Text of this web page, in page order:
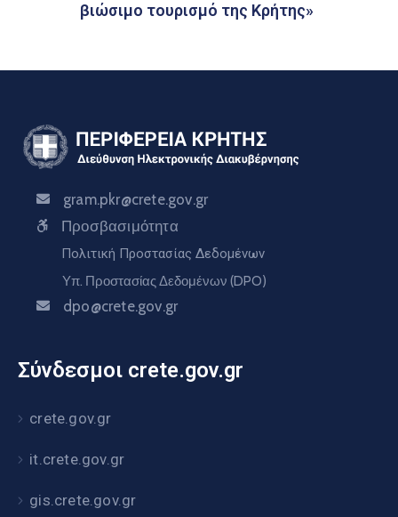
βιώσιμο τουρισμό της Κρήτης»
gram.pkr@crete.gov.gr
Προσβασιμότητα
Πολιτική Προστασίας Δεδομένων
Υπ. Προστασίας Δεδομένων (DPO)
dpo@crete.gov.gr
Σύνδεσμοι crete.gov.gr
crete.gov.gr
it.crete.gov.gr
gis.crete.gov.gr